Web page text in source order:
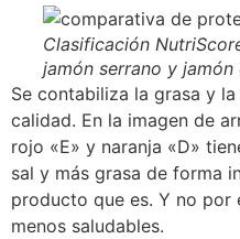
Clasificación
jamón serrano y jamón
Se contabiliza la grasa y
calidad. En la imagen de
rojo «E» y naranja «D»
sal y más grasa de forma
producto que es. Y no por
menos saludables.